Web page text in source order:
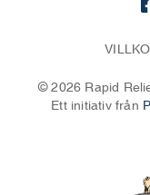
© 2026 Rapid
Ett initiativ från